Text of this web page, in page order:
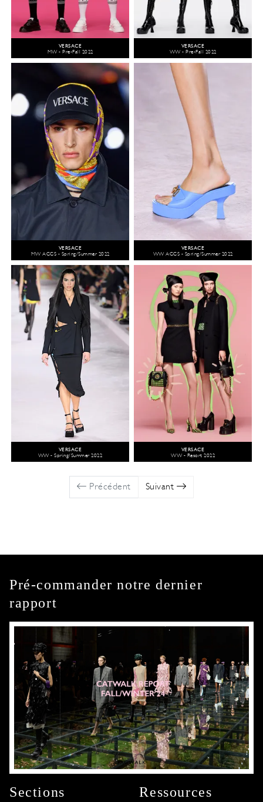
VERSACE
MW - Pre-Fall 2022
VERSACE
WW - Pre-Fall 2022
VERSACE
MW ACCS - Spring/Summer 2022
VERSACE
WW ACCS - Spring/Summer 2022
VERSACE
WW - Spring/Summer 2022
VERSACE
WW - Resort 2022
Précédent Suivant
Pré-commander notre dernier
rapport
Sections
Ressources